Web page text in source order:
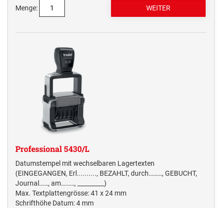
Menge:
Professional 5430/L
Datumstempel mit wechselbaren Lagertexten
(EINGEGANGEN, Erl.........., BEZAHLT, durch………, GEBUCHT,
Journal……, am………, _________)
Max. Textplattengrösse: 41 x 24 mm
Schrifthöhe Datum: 4 mm